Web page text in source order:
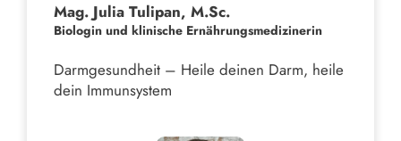
Mag. Julia Tulipan, M.Sc.
Biologin und klinische Ernährungsmedizinerin
Darmgesundheit – Heile deinen Darm, heile
dein Immunsystem